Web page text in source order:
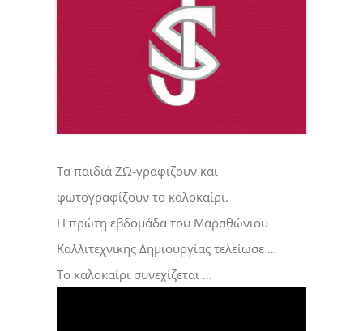
Τα παιδιά ΖΩ-γραφιζουν και
φωτογραφίζουν το καλοκαίρι.
Η πρώτη εβδομάδα του Μαραθώνιου
Καλλιτεχνικης Δημιουργίας τελείωσε …
Το καλοκαίρι συνεχίζεται …